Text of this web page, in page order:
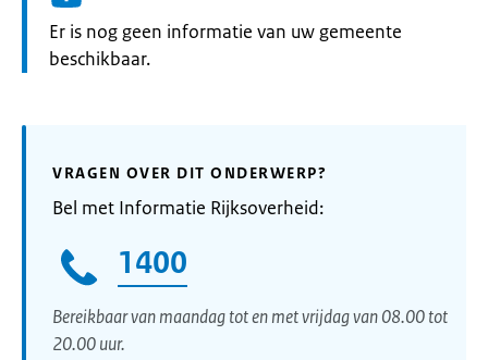
Informatie:
Er is nog geen informatie van uw gemeente
beschikbaar.
VRAGEN OVER DIT ONDERWERP?
Bel met Informatie Rijksoverheid:
1400
Bereikbaar van maandag tot en met vrijdag van 08.00 tot
20.00 uur.